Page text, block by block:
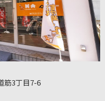
筋3丁目7-6